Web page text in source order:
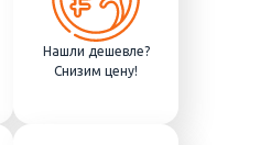
Нашли дешевле?
Снизим цену!